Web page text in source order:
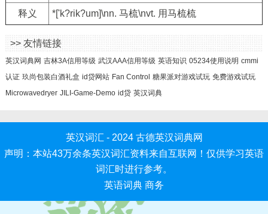
释义 *['k?rik?um]\nn. 马梳\nvt. 用马梳梳
>> 友情链接
英汉词典网 吉林3A信用等级 武汉AAA信用等级 英语知识 05234使用说明 cmmi
认证 玖尚包装白酒礼盒 id贷网站 Fan Control 糖果派对游戏试玩 免费游戏试玩
Microwavedryer JILI-Game-Demo id贷 英汉词典
英汉词汇 - 2024 古德英汉词典网
声明：本站43万余条英汉词汇资料来自互联网！仅供学习英语
词汇时进行参考。
英语词典 商务